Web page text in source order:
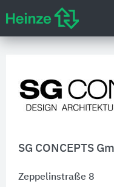
SG CONCEPTS
Zeppelinstraße 8